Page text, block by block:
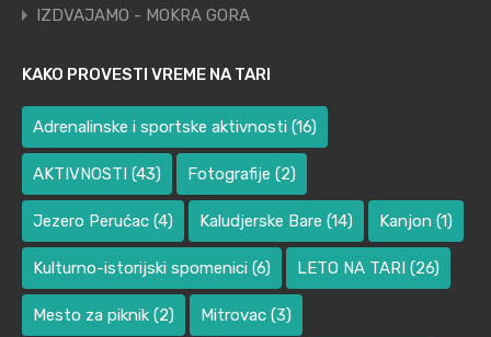
IZDVAJAMO - MOKRA GORA
KAKO PROVESTI VREME NA TARI
Adrenalinske i sportske aktivnosti (16)
AKTIVNOSTI (43) Fotografije (2)
Jezero Perućac (4) Kaludjerske Bare (14) Kanjon (1)
Kulturno-istorijski spomenici (6) LETO NA TARI (26)
Mesto za piknik (2) Mitrovac (3)